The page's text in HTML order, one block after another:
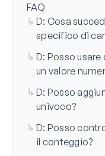
FAQ
D: Cosa
specifico di
D: Posso
un valore
D: Posso
univoco?
D: Posso
il conteggio?